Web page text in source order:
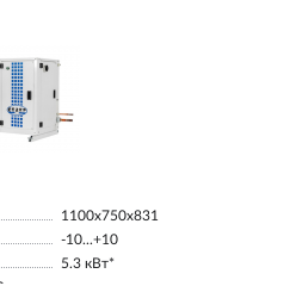
1100х750х831
-10...+10
5.3 кВт*